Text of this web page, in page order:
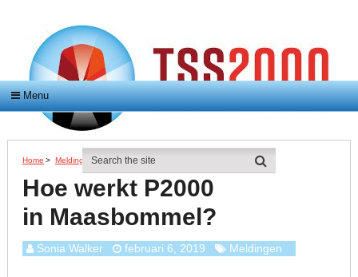
Menu
Home > Meldingen > Hoe Werkt P2000 In Maasbommel?
Hoe werkt P2000
in Maasbommel?
Sonia Walker februari 6, 2019 Meldingen